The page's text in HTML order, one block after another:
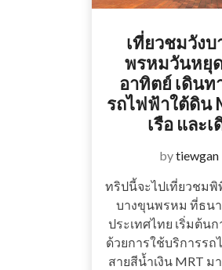
เที่ยวชมวังบ
พรหมวันหยุ
อาทิตย์ เดินท
รถไฟฟ้าใต้ดิน
เรือ และเ
bytiewgan
ทริปนี้จะไปเที่ยวชม
บางขุนพรหม ที่ธน
ประเทศไทย เริ่มต้นก
ด้วยการใช้บริการรถ
สายสีน้ำเงิน MRT ม